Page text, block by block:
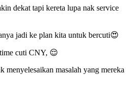
dekat tapi kereta lupa nak service
jadi ke plan kita untuk bercuti😍
cuti CNY, 😌
menyelesaikan masalah yang mereka